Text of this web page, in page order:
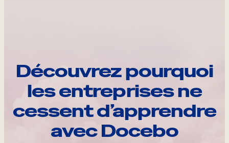
Découvrez pourquoi
les entreprises ne
cessent d’apprendre
avec Docebo